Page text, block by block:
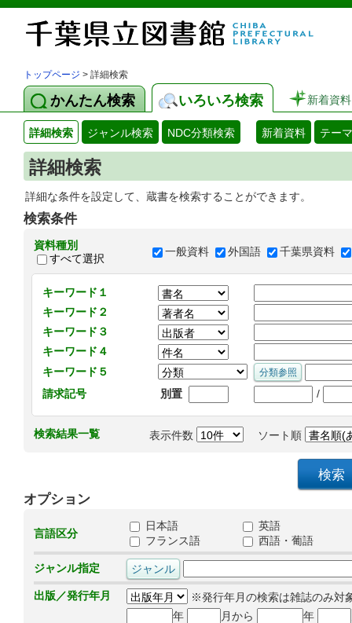
トップページ > 詳細検索
かんたん検索 いろいろ検索 新着資料
詳細検索 ジャンル検索 NDC分類検索 新着資料 テー
詳細検索
詳細な条件を設定して、蔵書を検索することができます。
検索条件
資料種別
すべて選択
一般資料 外国語 千葉県資料
キーワード１
キーワード２
キーワード３
キーワード４
キーワード５
請求記号
別置 /
検索結果一覧 表示件数 ソート順
オプション
言語区分
日本語
英語
フランス語
西語・葡語
ジャンル指定
出版／発行年月
※発行年月の検索は雑誌のみ対
年
月から 年